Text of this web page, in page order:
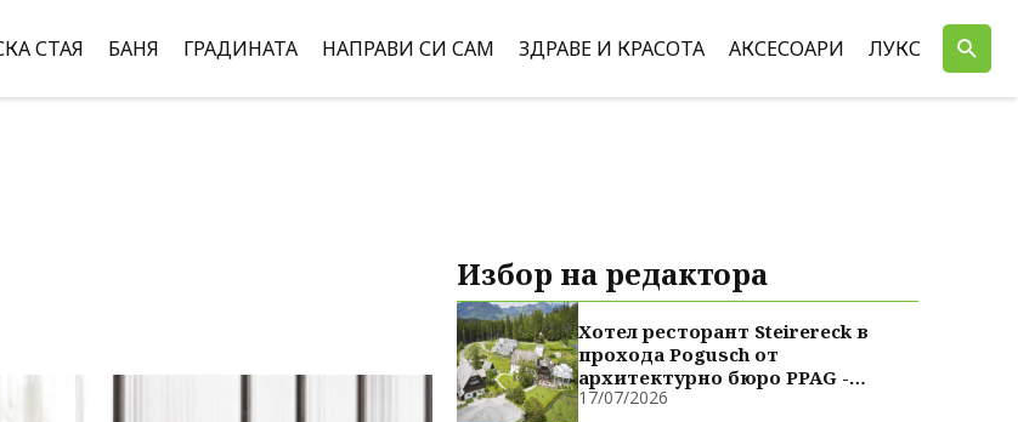
СТАЯ БАНЯ ГРАДИНАТА НАПРАВИ СИ САМ ЗДРАВЕ И КРАСОТА АКСЕСОАРИ ЛУКС
Избор на редактора
Хотел ресторант Steirereck в
прохода Pogusch от
архитектурно бюро PPAG -
духовно сродни
17/07/2026